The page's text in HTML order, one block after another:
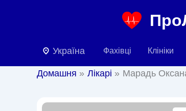
Україна Фахівці Клініки
Домашня Лікарі Марадь